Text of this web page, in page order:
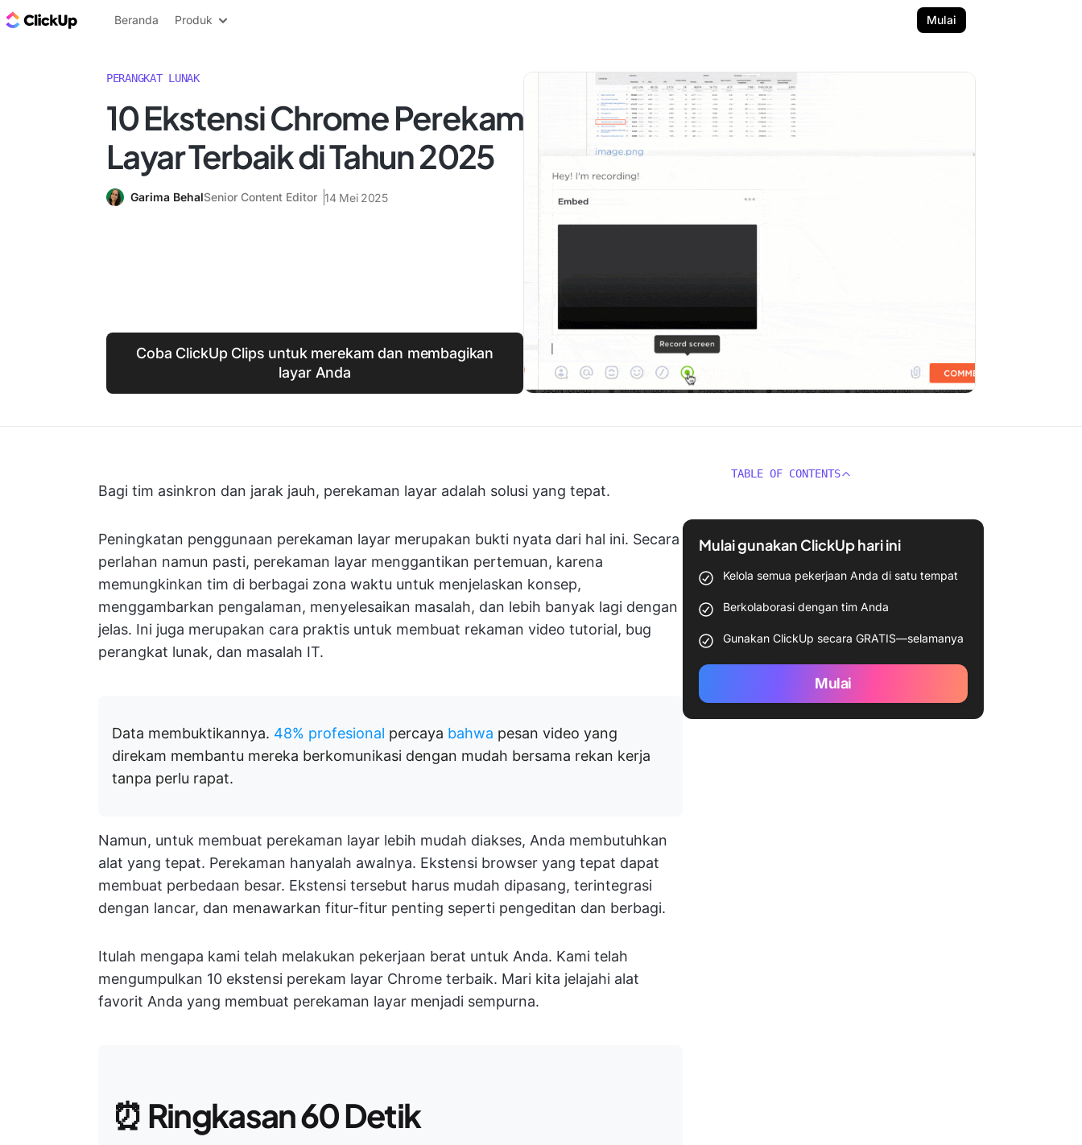
Blog ClickUp
Beranda Produk Mulai
PERANGKAT LUNAK
10 Ekstensi Chrome Perekam
Layar Terbaik di Tahun 2025
Garima BehalSenior Content Editor 14 Mei 2025
Coba ClickUp Clips untuk merekam dan membagikan
layar Anda
Bagi tim asinkron dan jarak jauh, perekaman layar adalah solusi yang tepat.
Peningkatan penggunaan perekaman layar merupakan bukti nyata dari hal ini. Secara
perlahan namun pasti, perekaman layar menggantikan pertemuan, karena
memungkinkan tim di berbagai zona waktu untuk menjelaskan konsep,
menggambarkan pengalaman, menyelesaikan masalah, dan lebih banyak lagi dengan
jelas. Ini juga merupakan cara praktis untuk membuat rekaman video tutorial, bug
perangkat lunak, dan masalah IT.
Data membuktikannya. 48% profesional percaya bahwa pesan video yang
direkam membantu mereka berkomunikasi dengan mudah bersama rekan kerja
tanpa perlu rapat.
Namun, untuk membuat perekaman layar lebih mudah diakses, Anda membutuhkan
alat yang tepat. Perekaman hanyalah awalnya. Ekstensi browser yang tepat dapat
membuat perbedaan besar. Ekstensi tersebut harus mudah dipasang, terintegrasi
dengan lancar, dan menawarkan fitur-fitur penting seperti pengeditan dan berbagi.
Itulah mengapa kami telah melakukan pekerjaan berat untuk Anda. Kami telah
mengumpulkan 10 ekstensi perekam layar Chrome terbaik. Mari kita jelajahi alat
favorit Anda yang membuat perekaman layar menjadi sempurna.
⏰ Ringkasan 60 Detik
TABLE OF CONTENTS
Mulai gunakan ClickUp hari ini
Kelola semua pekerjaan Anda di satu tempat
Berkolaborasi dengan tim Anda
Gunakan ClickUp secara GRATIS—selamanya
Mulai